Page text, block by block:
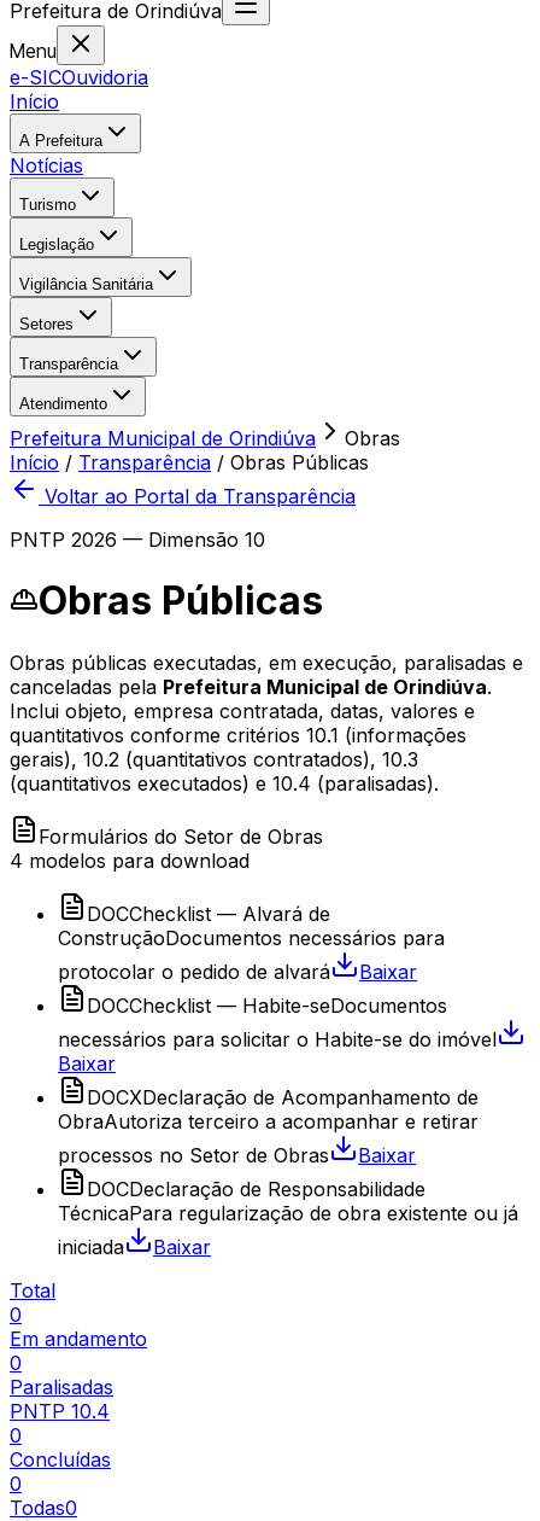
Prefeitura de Orindiúva
Menu
e-SICOuvidoria
Início
A Prefeitura
Notícias
Turismo
Legislação
Vigilância Sanitária
Setores
Transparência
Atendimento
Prefeitura Municipal de Orindiúva
Obras
Início / Transparência / Obras Públicas
Voltar ao Portal da Transparência
PNTP 2026 — Dimensão 10
Obras Públicas
Obras públicas executadas, em execução, paralisadas e
canceladas pela Prefeitura Municipal de Orindiúva.
Inclui objeto, empresa contratada, datas, valores e
quantitativos conforme critérios 10.1 (informações
gerais), 10.2 (quantitativos contratados), 10.3
(quantitativos executados) e 10.4 (paralisadas).
Formulários do Setor de Obras
4 modelos para download
DOCChecklist — Alvará de
ConstruçãoDocumentos necessários para
protocolar o pedido de alvará
Baixar
DOCChecklist — Habite-seDocumentos
necessários para solicitar o Habite-se do imóvel
Baixar
DOCXDeclaração de Acompanhamento de
ObraAutoriza terceiro a acompanhar e retirar
processos no Setor de Obras
Baixar
DOCDeclaração de Responsabilidade
TécnicaPara regularização de obra existente ou já
iniciada
Baixar
Total
0
Em andamento
0
Paralisadas
PNTP 10.4
0
Concluídas
0
Todas0